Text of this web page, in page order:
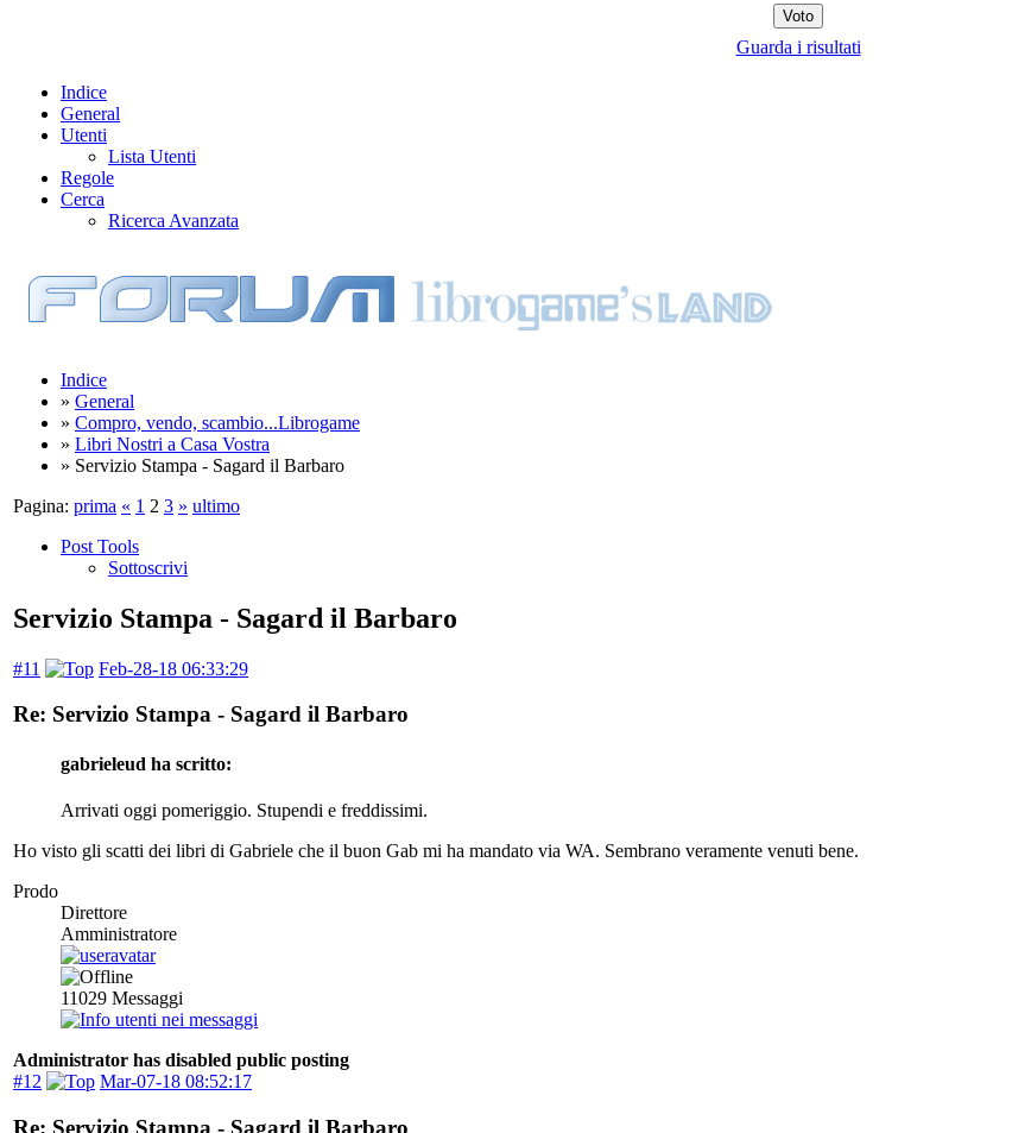
Guarda i risultati
Indice
General
Utenti
Lista Utenti
Regole
Cerca
Ricerca Avanzata
Indice
» General
» Compro, vendo, scambio...Librogame
» Libri Nostri a Casa Vostra
» Servizio Stampa - Sagard il Barbaro
Pagina: prima « 1 2 3 » ultimo
Post Tools
Sottoscrivi
Servizio Stampa - Sagard il Barbaro
#11 Feb-28-18 06:33:29
Re: Servizio Stampa - Sagard il Barbaro
gabrieleud ha scritto:
Arrivati oggi pomeriggio. Stupendi e freddissimi.
Ho visto gli scatti dei libri di Gabriele che il buon Gab mi ha mandato via WA. Sembrano veramente venuti bene.
Prodo
Direttore
Amministratore
11029 Messaggi
Administrator has disabled public posting
#12
Mar-07-18 08:52:17
Re: Servizio Stampa - Sagard il Barbaro